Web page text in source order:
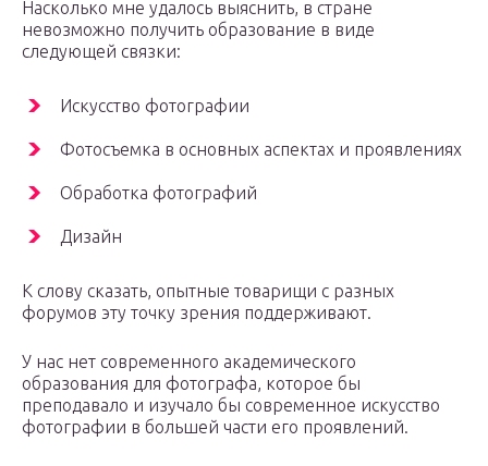
Насколько мне удалось выяснить, в стране
невозможно получить образование в виде
следующей связки:
Искусство фотографии
Фотосъемка в основных аспектах и проявлениях
Обработка фотографий
Дизайн
К слову сказать, опытные товарищи с разных
форумов эту точку зрения поддерживают.
У нас нет современного академического
образования для фотографа, которое бы
преподавало и изучало бы современное искусство
фотографии в большей части его проявлений.